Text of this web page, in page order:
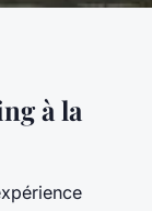
à la